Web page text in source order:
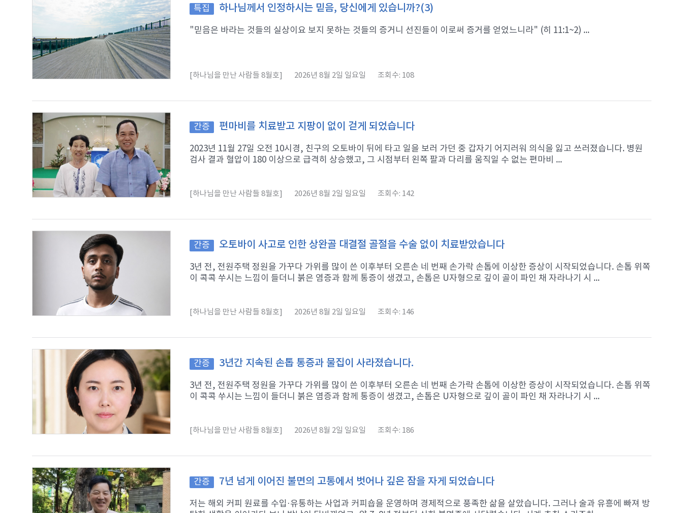
특집 하나님께서 인정하시는 믿음, 당신에게 있습니까?(3)
"믿음은 바라는 것들의 실상이요 보지 못하는 것들의 증거니 선진들이 이로써 증거를 얻었느니라" (히 11:1~2) ...
[하나님을 만난 사람들 8월호] 2026년 8월 2일 일요일 조회수: 108
간증 편마비를 치료받고 지팡이 없이 걷게 되었습니다
2023년 11월 27일 오전 10시경, 친구의 오토바이 뒤에 타고 일을 보러 가던 중 갑자기 어지러워 의식을 잃고 쓰러졌습니다. 병원
검사 결과 혈압이 180 이상으로 급격히 상승했고, 그 시점부터 왼쪽 팔과 다리를 움직일 수 없는 편마비 ...
[하나님을 만난 사람들 8월호] 2026년 8월 2일 일요일 조회수: 142
간증 오토바이 사고로 인한 상완골 대결절 골절을 수술 없이 치료받았습니다
3년 전, 전원주택 정원을 가꾸다 가위를 많이 쓴 이후부터 오른손 네 번째 손가락 손톱에 이상한 증상이 시작되었습니다. 손톱 위쪽
이 콕콕 쑤시는 느낌이 들더니 붉은 염증과 함께 통증이 생겼고, 손톱은 U자형으로 깊이 골이 파인 채 자라나기 시 ...
[하나님을 만난 사람들 8월호] 2026년 8월 2일 일요일 조회수: 146
간증 3년간 지속된 손톱 통증과 물집이 사라졌습니다.
3년 전, 전원주택 정원을 가꾸다 가위를 많이 쓴 이후부터 오른손 네 번째 손가락 손톱에 이상한 증상이 시작되었습니다. 손톱 위쪽
이 콕콕 쑤시는 느낌이 들더니 붉은 염증과 함께 통증이 생겼고, 손톱은 U자형으로 깊이 골이 파인 채 자라나기 시 ...
[하나님을 만난 사람들 8월호] 2026년 8월 2일 일요일 조회수: 186
간증 7년 넘게 이어진 불면의 고통에서 벗어나 깊은 잠을 자게 되었습니다
저는 해외 커피 원료를 수입·유통하는 사업과 커피숍을 운영하며 경제적으로 풍족한 삶을 살았습니다. 그러나 술과 유흥에 빠져 방